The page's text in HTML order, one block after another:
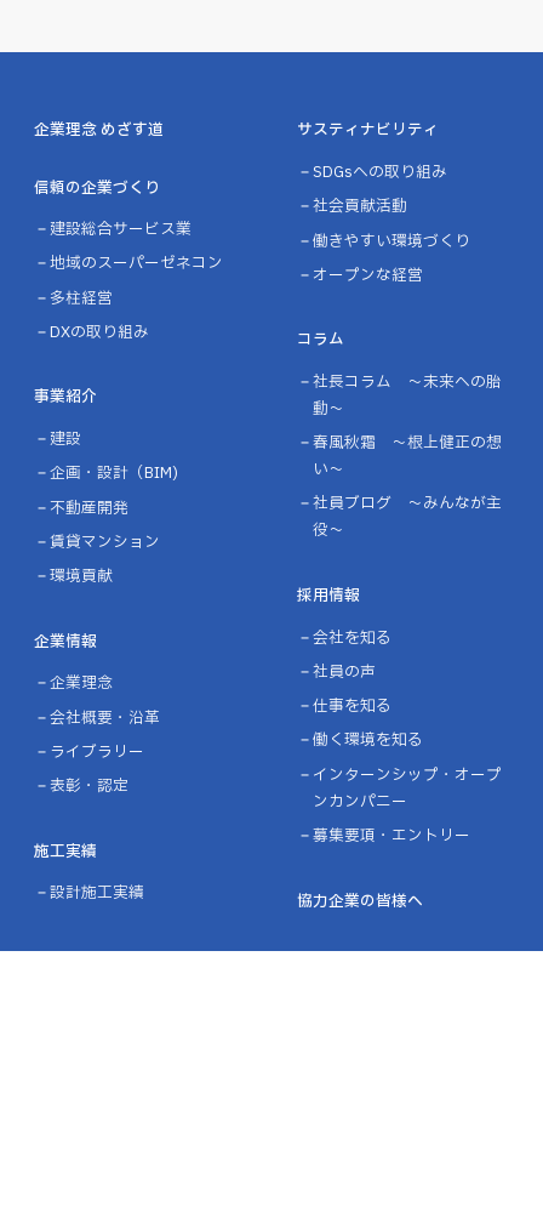
企業理念 めざす道
信頼の企業づくり
建設総合サービス業
地域のスーパーゼネコン
多柱経営
DXの取り組み
事業紹介
建設
企画・設計（BIM)
不動産開発
賃貸マンション
環境貢献
企業情報
企業理念
会社概要・沿革
ライブラリー
表彰・認定
施工実績
設計施工実績
サスティナビリティ
SDGsへの取り組み
社会貢献活動
働きやすい環境づくり
オープンな経営
コラム
社長コラム ～未来への胎
動～
春風秋霜 ～根上健正の想
い～
社員ブログ ～みんなが主
役～
採用情報
会社を知る
社員の声
仕事を知る
働く環境を知る
インターンシップ・オープ
ンカンパニー
募集要項・エントリー
協力企業の皆様へ